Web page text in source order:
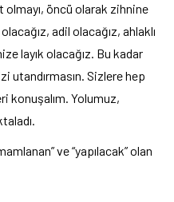
olmayı, öncü olarak zihnine
adil olacağız, ahlaklı
layık olacağız. Bu kadar
utandırmasın. Sizlere hep
konuşalım. Yolumuz,
ve “yapılacak” olan